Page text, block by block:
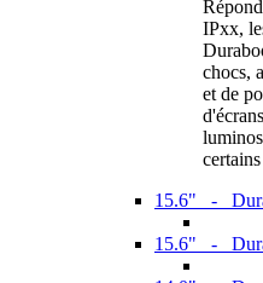
IPxx,
chocs,
et de
15.6" -
15.6" -